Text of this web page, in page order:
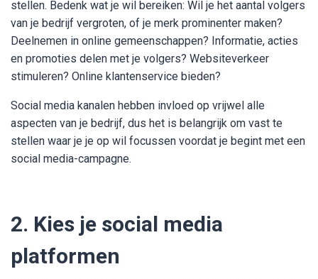
stellen. Bedenk wat je wil bereiken: Wil je het aantal volgers
van je bedrijf vergroten, of je merk prominenter maken?
Deelnemen in online gemeenschappen? Informatie, acties
en promoties delen met je volgers? Websiteverkeer
stimuleren? Online klantenservice bieden?
Social media kanalen hebben invloed op vrijwel alle
aspecten van je bedrijf, dus het is belangrijk om vast te
stellen waar je je op wil focussen voordat je begint met een
social media-campagne.
2. Kies je social media
platformen